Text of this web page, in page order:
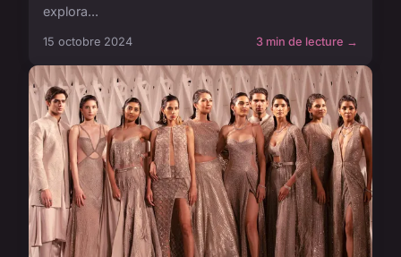
explora...
15 octobre 2024 3 min de lecture →